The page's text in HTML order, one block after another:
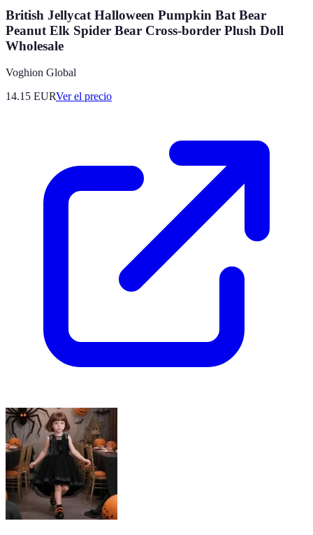
British Jellycat Halloween Pumpkin Bat Bear
Peanut Elk Spider Bear Cross-border Plush Doll
Wholesale
Voghion Global
14.15 EURVer el precio